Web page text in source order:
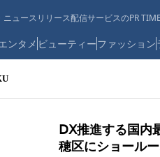
ュースリリース配信サービスのPR
ンタメ ビューティーファッション
ⅮⅩ推進する国内
穂区にショールー